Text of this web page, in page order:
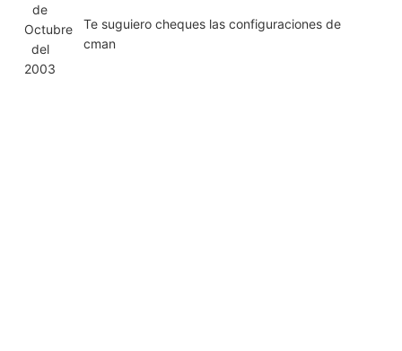
de
Octubre
del
2003
Te suguiero cheques las configuraciones de
cman